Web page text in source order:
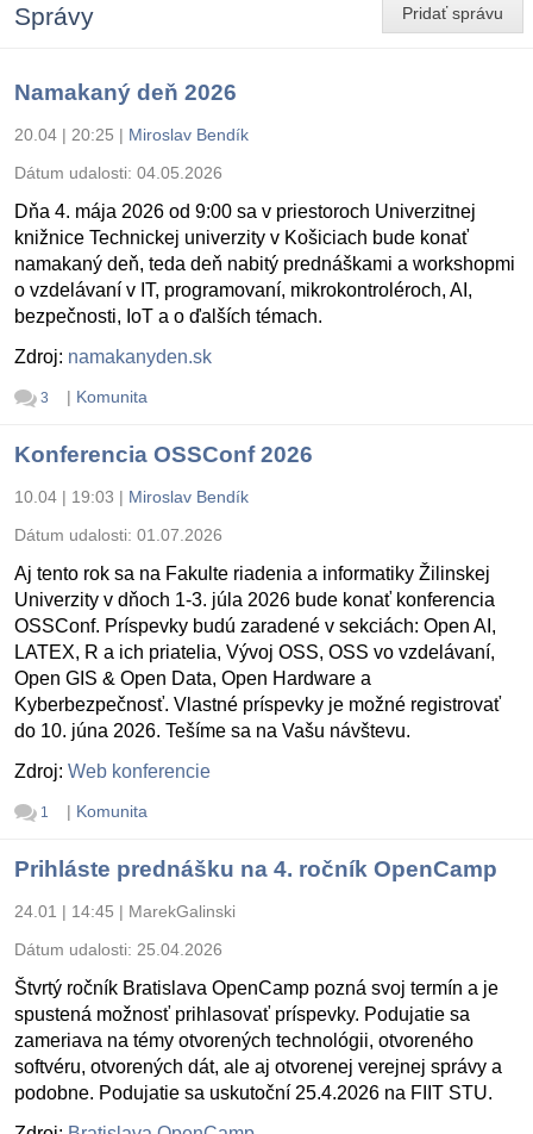
Pridať správu
Správy
Namakaný deň 2026
20.04 | 20:25 | Miroslav Bendík
Dátum udalosti: 04.05.2026
Dňa 4. mája 2026 od 9:00 sa v priestoroch Univerzitnej
knižnice Technickej univerzity v Košiciach bude konať
namakaný deň, teda deň nabitý prednáškami a workshopmi
o vzdelávaní v IT, programovaní, mikrokontroléroch, AI,
bezpečnosti, IoT a o ďalších témach.
Zdroj: namakanyden.sk
3 | Komunita
Konferencia OSSConf 2026
10.04 | 19:03 | Miroslav Bendík
Dátum udalosti: 01.07.2026
Aj tento rok sa na Fakulte riadenia a informatiky Žilinskej
Univerzity v dňoch 1-3. júla 2026 bude konať konferencia
OSSConf. Príspevky budú zaradené v sekciách: Open AI,
LATEX, R a ich priatelia, Vývoj OSS, OSS vo vzdelávaní,
Open GIS & Open Data, Open Hardware a
Kyberbezpečnosť. Vlastné príspevky je možné registrovať
do 10. júna 2026. Tešíme sa na Vašu návštevu.
Zdroj: Web konferencie
1 | Komunita
Prihláste prednášku na 4. ročník OpenCamp
24.01 | 14:45 | MarekGalinski
Dátum udalosti: 25.04.2026
Štvrtý ročník Bratislava OpenCamp pozná svoj termín a je
spustená možnosť prihlasovať príspevky. Podujatie sa
zameriava na témy otvorených technológii, otvoreného
softvéru, otvorených dát, ale aj otvorenej verejnej správy a
podobne. Podujatie sa uskutoční 25.4.2026 na FIIT STU.